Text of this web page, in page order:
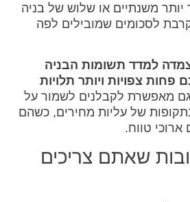
יותר משנתיים או שלוש של בניה
לסכומים שמובילים לפה
למדד תשומות הבניה
פחות צפויות ויותר תלויות
מאפשרת לקבלנים לשמור על
של עליות מחירים, כשהם
ארוכי טווח.
שאתם צריכים